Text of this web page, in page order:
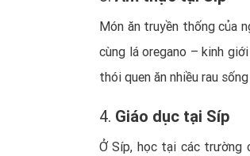
Món ăn truyền thống của
cùng lá oregano – kinh
thói quen ăn nhiều rau
4. Giáo dục tại Síp
Ở Síp, học tại các trường